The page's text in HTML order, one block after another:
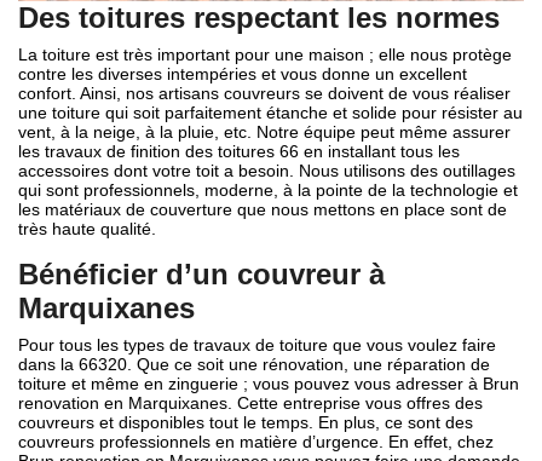
Des toitures respectant les normes
La toiture est très important pour une maison ; elle nous protège
contre les diverses intempéries et vous donne un excellent
confort. Ainsi, nos artisans couvreurs se doivent de vous réaliser
une toiture qui soit parfaitement étanche et solide pour résister au
vent, à la neige, à la pluie, etc. Notre équipe peut même assurer
les travaux de finition des toitures 66 en installant tous les
accessoires dont votre toit a besoin. Nous utilisons des outillages
qui sont professionnels, moderne, à la pointe de la technologie et
les matériaux de couverture que nous mettons en place sont de
très haute qualité.
Bénéficier d’un couvreur à
Marquixanes
Pour tous les types de travaux de toiture que vous voulez faire
dans la 66320. Que ce soit une rénovation, une réparation de
toiture et même en zinguerie ; vous pouvez vous adresser à Brun
renovation en Marquixanes. Cette entreprise vous offres des
couvreurs et disponibles tout le temps. En plus, ce sont des
couvreurs professionnels en matière d’urgence. En effet, chez